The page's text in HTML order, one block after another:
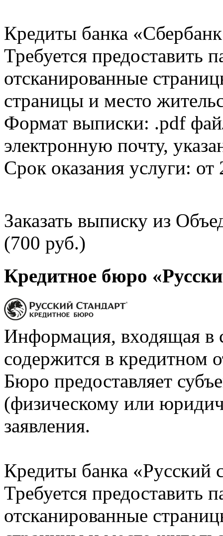
Кредиты банка
Требуется предоставить
отсканированные
страницы и место
Формат выписки: .pdf
электронную почту,
Срок оказания услуги: от
Заказать выписку из
(700 руб.)
Кредитное бюро
Информация, входящая в
содержится в кредитном
Бюро предоставляет
(физическому или
заявления.
Кредиты банка «Русский
Требуется предоставить
отсканированные